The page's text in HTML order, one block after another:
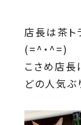
店長は茶ト
(=^・^=)
こさめ店長
どの人気ぶ